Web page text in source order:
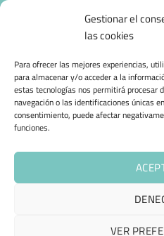
Gestionar el
las cookies
Para ofrecer las mejores experiencias,
para almacenar y/o acceder a la
estas tecnologías nos permitirá procesar
navegación o las identificaciones únicas
consentimiento, puede afectar
funciones.
VER
CONFIANZA &
Sello de Confianza
Empresas Verificadas +100
Migración desde otro proveedor
Hosting ecológico + IA
Hosting Empresarial 360
POLÍTICA DE